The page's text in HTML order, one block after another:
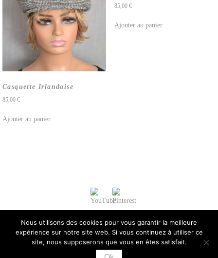
Casquette Irlandaise
85,00 €
Ajouter au panier
85,00€
Ajouter au panier
Nous utilisons des cookies pour vous garantir la meilleure
expérience sur notre site web. Si vous continuez à utiliser ce
site, nous supposerons que vous en êtes satisfait.